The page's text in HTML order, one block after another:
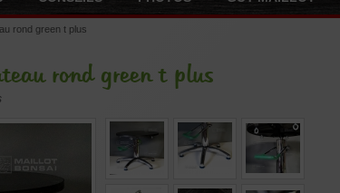
rond green t plus
rond green t plus